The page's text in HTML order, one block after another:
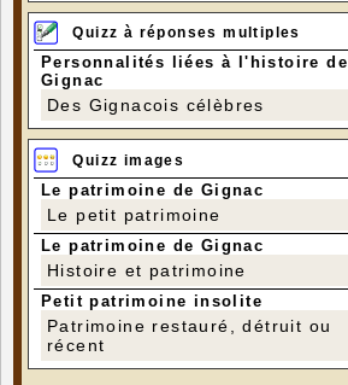
Quizz à réponses multiples
Personnalités liées à l'histoire de
Gignac
Des Gignacois célèbres
Quizz images
Le patrimoine de Gignac
Le petit patrimoine
Le patrimoine de Gignac
Histoire et patrimoine
Petit patrimoine insolite
Patrimoine restauré, détruit ou
récent